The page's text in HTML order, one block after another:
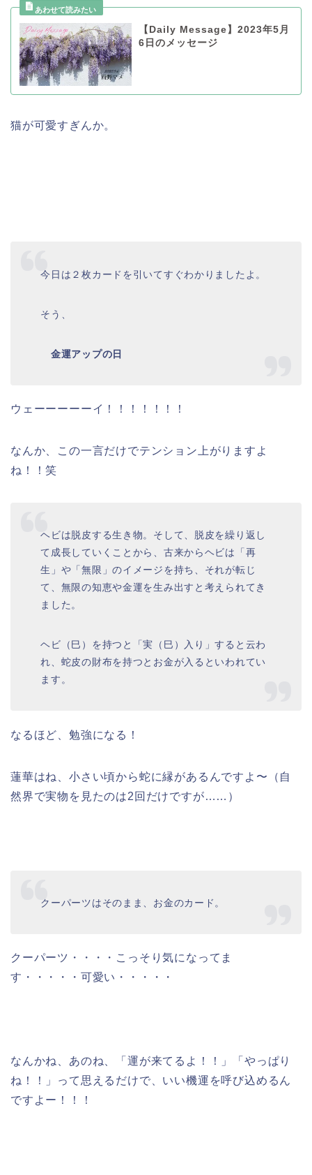
【Daily Message】2023年5月
6日のメッセージ
猫が可愛すぎんか。
今日は２枚カードを引いてすぐわかりましたよ。
そう、
金運アップの日
ウェーーーーーイ！！！！！！！
なんか、この一言だけでテンション上がりますよ
ね！！笑
ヘビは脱皮する生き物。そして、脱皮を繰り返し
て成長していくことから、古来からヘビは「再
生」や「無限」のイメージを持ち、それが転じ
て、無限の知恵や金運を生み出すと考えられてき
ました。
ヘビ（巳）を持つと「実（巳）入り」すると云わ
れ、蛇皮の財布を持つとお金が入るといわれてい
ます。
なるほど、勉強になる！
蓮華はね、小さい頃から蛇に縁があるんですよ〜（自
然界で実物を見たのは2回だけですが……）
クーパーツはそのまま、お金のカード。
クーパーツ・・・・こっそり気になってま
す・・・・・可愛い・・・・・
なんかね、あのね、「運が来てるよ！！」「やっぱり
ね！！」って思えるだけで、いい機運を呼び込めるん
ですよー！！！